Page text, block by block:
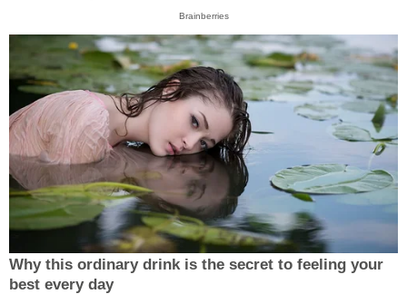
Brainberries
Why this ordinary drink is the secret to feeling your
best every day